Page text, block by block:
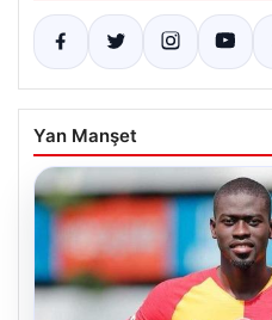
Yan Manşet